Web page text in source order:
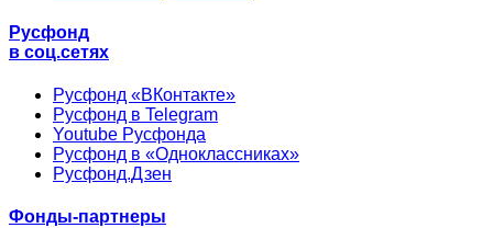
Русфонд
в соц.сетях
Русфонд «ВКонтакте»
Русфонд в Telegram
Youtube Русфонда
Русфонд в «Одноклассниках»
Русфонд.Дзен
Фонды-партнеры